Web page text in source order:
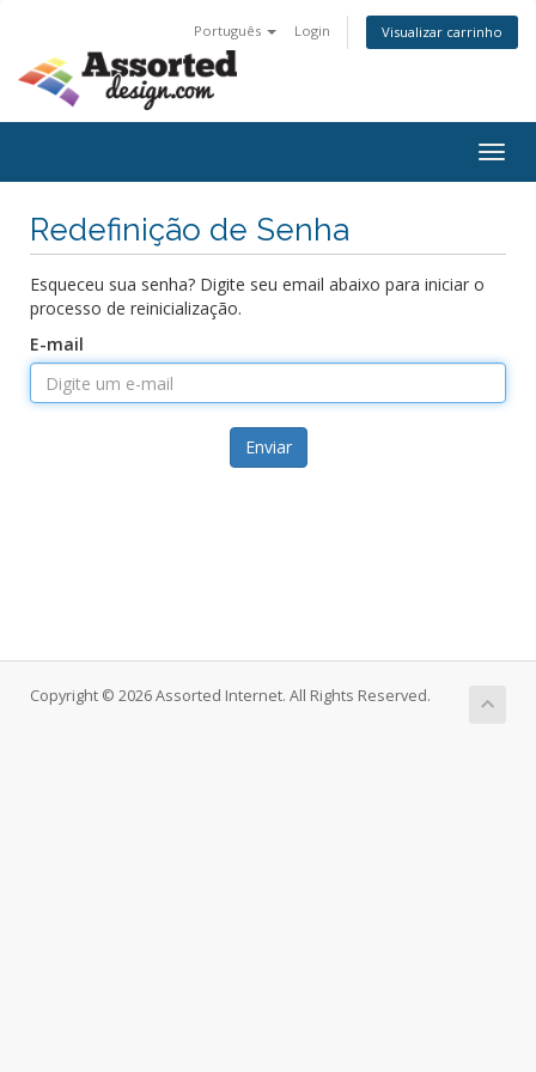
Português Login Visualizar carrinho
Redefinição de Senha
Esqueceu sua senha? Digite seu email abaixo para iniciar o
processo de reinicialização.
E-mail
Enviar
Copyright © 2026 Assorted Internet. All Rights Reserved.